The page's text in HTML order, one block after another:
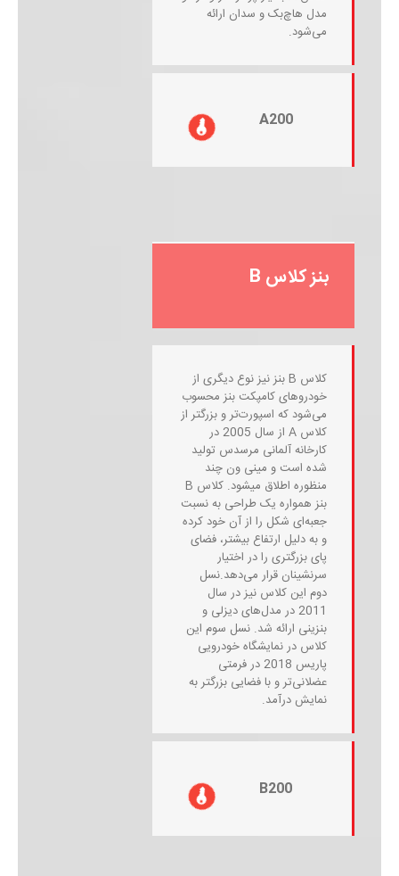
مدل هاچ‌بک ‌و سدان ارائه
می‌شود.
A200
بنز کلاس B
کلاس B بنز نیز نوع دیگری از
خودروهای کامپکت بنز محسوب
می‌شود که اسپورت‌تر و بزرگتر از
کلاس A از سال 2005 در
کارخانه آلمانی مرسدس تولید
شده است و مینی ون چند
منظوره اطلاق میشود. کلاس B
بنز همواره یک طراحی به نسبت
جعبه‌ای شکل را از آن خود کرده
و به دلیل ارتفاع بیشتر، فضای
پای بزرگتری را در اختیار
سرنشینان قرار می‌دهد.نسل
دوم این کلاس نیز در سال
2011 در مدل‌های دیزلی و
بنزینی ارائه شد. نسل سوم این
کلاس در نمایشگاه خودرویی
پاریس 2018 در فرمتی
عضلانی‌تر و با فضایی بزرگتر به
نمایش درآمد.
B200